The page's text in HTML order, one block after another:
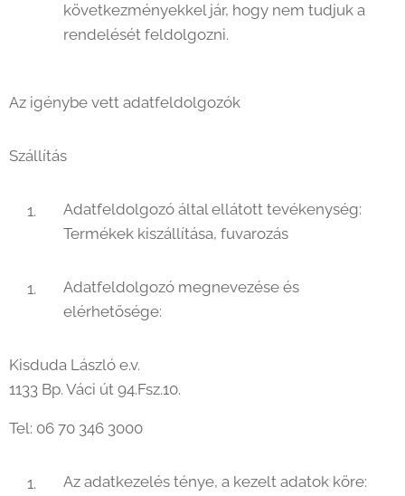
következményekkel jár, hogy nem tudjuk a
rendelését feldolgozni.
Az igénybe vett adatfeldolgozók
Szállítás
Adatfeldolgozó által ellátott tevékenység:
Termékek kiszállítása, fuvarozás
Adatfeldolgozó megnevezése és
elérhetősége:
Kisduda László e.v.
1133 Bp. Váci út 94.Fsz.10.
Tel: 06 70 346 3000
Az adatkezelés ténye, a kezelt adatok köre: